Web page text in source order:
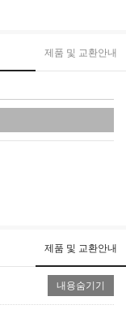
제품 및 교환안내
제품 및 교환안내
내용숨기기